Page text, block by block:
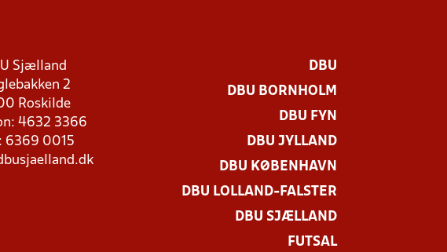
Sjælland
2
Roskilde
4632 3366
6369 0015
DBU
DBU BORNHOLM
DBU FYN
DBU JYLLAND
DBU KØBENHAVN
DBU LOLLAND-FALSTER
DBU SJÆLLAND
FUTSAL